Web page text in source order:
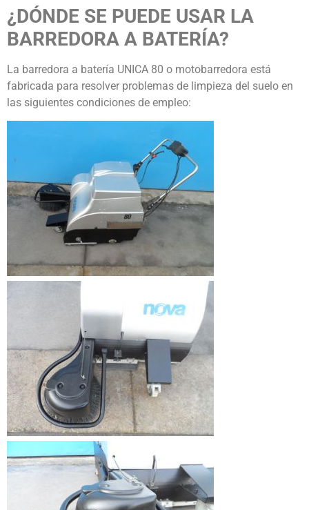
¿DÓNDE SE PUEDE USAR LA
BARREDORA A BATERÍA?
La barredora a batería UNICA 80 o motobarredora está
fabricada para resolver problemas de limpieza del suelo en
las siguientes condiciones de empleo: